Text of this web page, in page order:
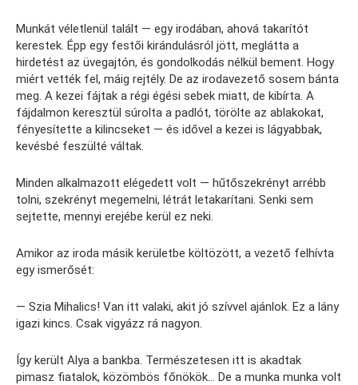
Munkát véletlenül talált — egy irodában, ahová takarítót
kerestek. Épp egy festői kirándulásról jött, meglátta a
hirdetést az üvegajtón, és gondolkodás nélkül bement. Hogy
miért vették fel, máig rejtély. De az irodavezető sosem bánta
meg. A kezei fájtak a régi égési sebek miatt, de kibírta. A
fájdalmon keresztül súrolta a padlót, törölte az ablakokat,
fényesítette a kilincseket — és idővel a kezei is lágyabbak,
kevésbé feszülté váltak.
Minden alkalmazott elégedett volt — hűtőszekrényt arrébb
tolni, szekrényt megemelni, létrát letakarítani. Senki sem
sejtette, mennyi erejébe kerül ez neki.
Amikor az iroda másik kerületbe költözött, a vezető felhívta
egy ismerősét:
— Szia Mihalics! Van itt valaki, akit jó szívvel ajánlok. Ez a lány
igazi kincs. Csak vigyázz rá nagyon.
Így került Alya a bankba. Természetesen itt is akadtak
pimasz fiatalok, közömbös főnökök… De a munka munka volt